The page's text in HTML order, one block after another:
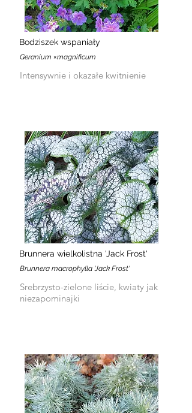
Bodziszek wspaniały
Geranium ×magnificum
Intensywnie i okazałe kwitnienie
Brunnera wielkolistna 'Jack Frost'
Brunnera macrophylla 'Jack Frost'
Srebrzysto-zielone liście, kwiaty jak
niezapominajki